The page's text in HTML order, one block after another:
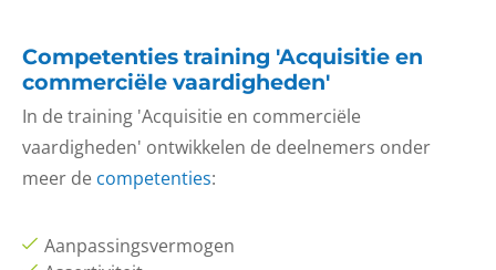
Competenties training 'Acquisitie en
commerciële vaardigheden'
In de training 'Acquisitie en commerciële
vaardigheden' ontwikkelen de deelnemers onder
meer de competenties:
Aanpassingsvermogen